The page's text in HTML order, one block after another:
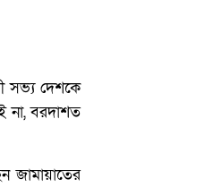
সভ্য দেশকে
না, বরদাশত
জামায়াতের